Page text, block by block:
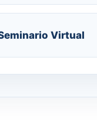
Virtual